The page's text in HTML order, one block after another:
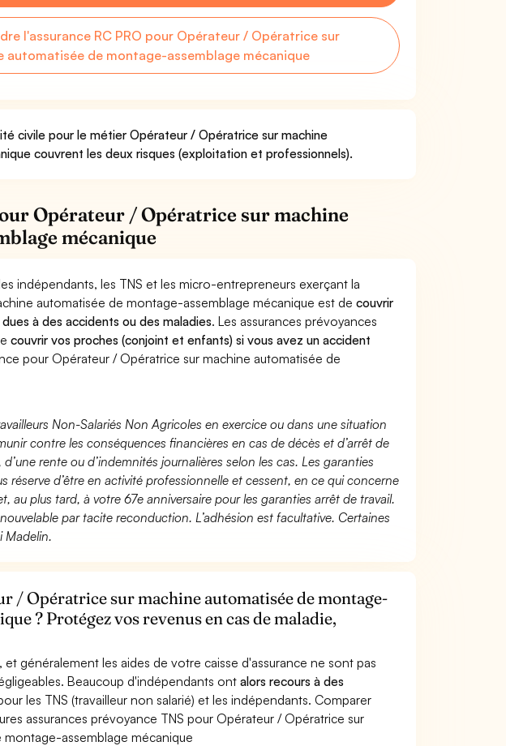
l'assurance RC PRO pour Opérateur / Opératrice sur
automatisée de montage-assemblage mécanique
civile pour le métier Opérateur / Opératrice sur machine
couvrent les deux risques (exploitation et professionnels).
Opérateur / Opératrice sur machine
mécanique
indépendants, les TNS et les micro-entrepreneurs exerçant la
automatisée de montage-assemblage mécanique est decouvrir
à des accidents ou des maladies. Les assurances prévoyances
couvrir vos proches (conjoint et enfants) si vous avez un accident
pour Opérateur / Opératrice sur machine automatisée de
Non-Salariés Non Agricoles en exercice ou dans une situation
contre les conséquences financières en cas de décès et d’arrêt de
rente ou d’indemnités journalières selon les cas. Les garanties
réserve d’être en activité professionnelle et cessent, en ce qui concerne
au plus tard, à votre 67e anniversaire pour les garanties arrêt de travail.
par tacite reconduction. L’adhésion est facultative. Certaines
Madelin.
/ Opératrice sur machine automatisée de montage-
? Protégez vos revenus en cas de maladie,
généralement les aides de votre caisse d'assurance ne sont pas
Beaucoup d'indépendants ontalors recours à des
les TNS (travailleur non salarié) et les indépendants. Comparer
assurances prévoyance TNS pour Opérateur / Opératrice sur
assemblage mécanique